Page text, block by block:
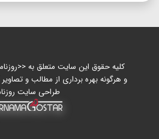
کلیه حقوق این سایت متعلق به
و هرگونه بهره برداری از مطالب و
طراحی سایت